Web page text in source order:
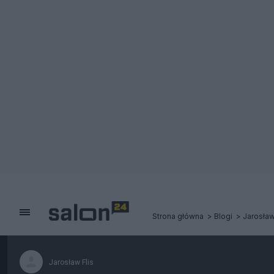
Strona główna Blogi
Jarosław Flis